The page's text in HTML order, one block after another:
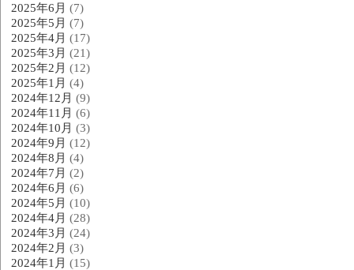
2025年6月 (7)
2025年5月 (7)
2025年4月 (17)
2025年3月 (21)
2025年2月 (12)
2025年1月 (4)
2024年12月 (9)
2024年11月 (6)
2024年10月 (3)
2024年9月 (12)
2024年8月 (4)
2024年7月 (2)
2024年6月 (6)
2024年5月 (10)
2024年4月 (28)
2024年3月 (24)
2024年2月 (3)
2024年1月 (15)